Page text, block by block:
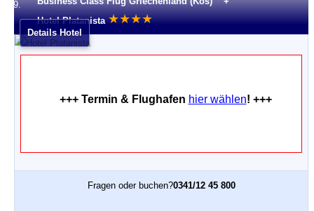
9.
Hotel Platanista ★★★★
Details Hotel
+++ Termin & Flughafen hier wählen! +++
Fragen oder buchen?0341/12 45 800